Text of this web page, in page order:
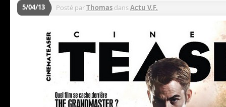
5/04/13 Posté parThomas dansActu V.F.